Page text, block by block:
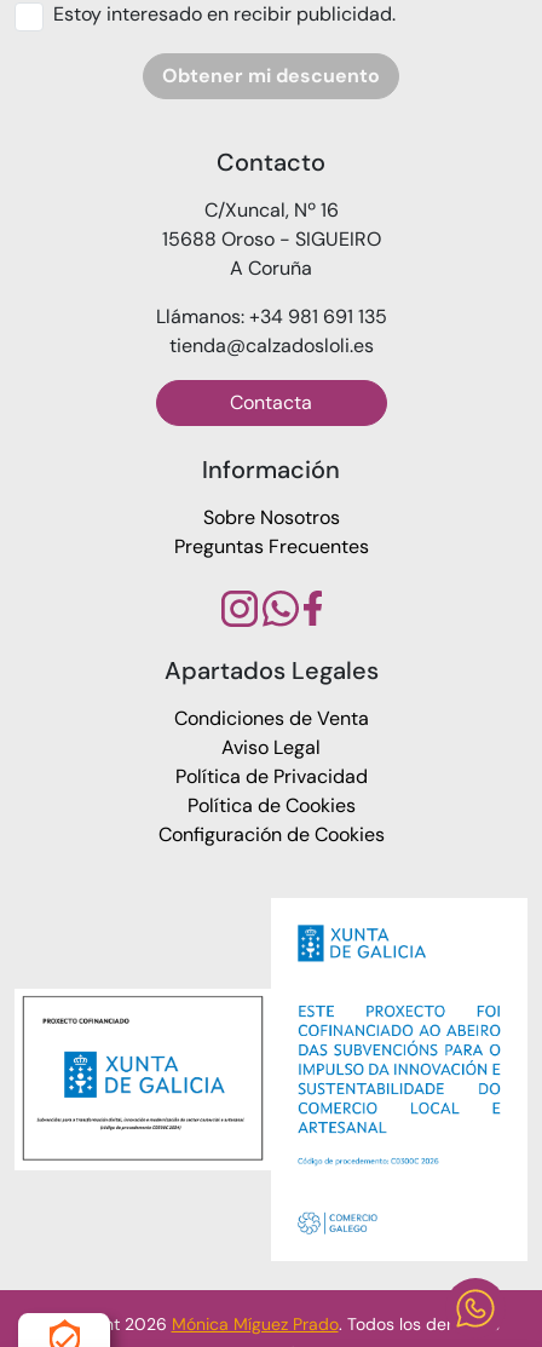
Estoy interesado en recibir publicidad.
Obtener mi descuento
Contacto
C/Xuncal, Nº 16
15688 Oroso - SIGUEIRO
A Coruña
Llámanos: +34 981 691 135
tienda@calzadosloli.es
Contacta
Información
Sobre Nosotros
Preguntas Frecuentes
Apartados Legales
Condiciones de Venta
Aviso Legal
Política de Privacidad
Política de Cookies
Configuración de Cookies
Copyright 2026 Mónica Míguez Prado. Todos los derechos